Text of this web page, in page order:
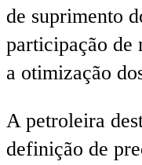
de suprimento
participação de
a otimização
A petroleira
definição de